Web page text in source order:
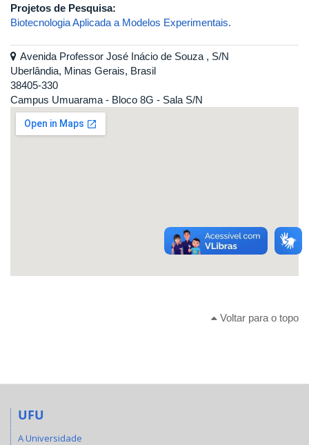
Projetos de Pesquisa:
Biotecnologia Aplicada a Modelos Experimentais.
Avenida Professor José Inácio de Souza , S/N
Uberlândia, Minas Gerais, Brasil
38405-330
Campus Umuarama - Bloco 8G - Sala S/N
Voltar para o topo
UFU
A Universidade